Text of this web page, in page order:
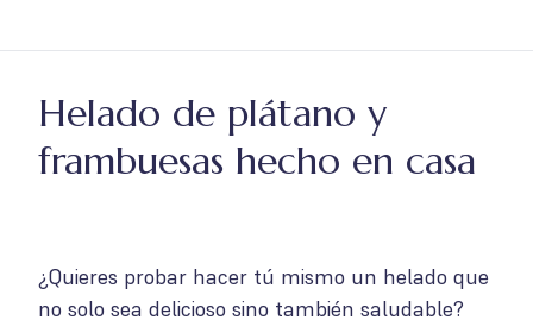
Helado de plátano y
frambuesas hecho en casa
¿Quieres probar hacer tú mismo un helado que
no solo sea delicioso sino también saludable?